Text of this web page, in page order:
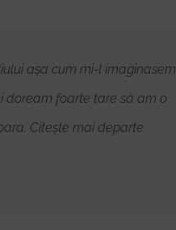
așa cum mi-l imaginasem
doream foarte tare să am o
Citește mai departe